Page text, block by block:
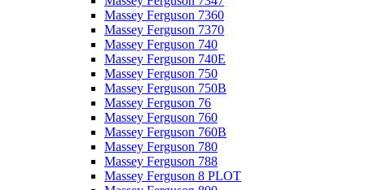
Massey Ferguson 7360
Massey Ferguson 7370
Massey Ferguson 740
Massey Ferguson 740E
Massey Ferguson 750
Massey Ferguson 750B
Massey Ferguson 76
Massey Ferguson 760
Massey Ferguson 760B
Massey Ferguson 780
Massey Ferguson 788
Massey Ferguson 8 PLOT